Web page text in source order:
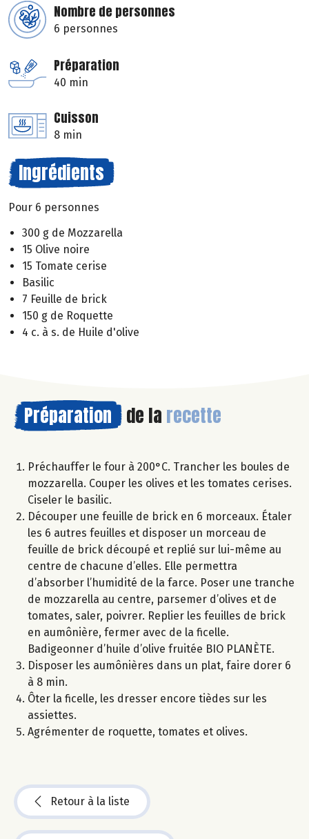
Nombre de personnes
6 personnes
Préparation
40 min
Cuisson
8 min
Ingrédients
Pour 6 personnes
300 g de Mozzarella
15 Olive noire
15 Tomate cerise
Basilic
7 Feuille de brick
150 g de Roquette
4 c. à s. de Huile d'olive
Préparation de la recette
Préchauffer le four à 200°C. Trancher les boules de
mozzarella. Couper les olives et les tomates cerises.
Ciseler le basilic.
Découper une feuille de brick en 6 morceaux. Étaler
les 6 autres feuilles et disposer un morceau de
feuille de brick découpé et replié sur lui-même au
centre de chacune d’elles. Elle permettra
d’absorber l’humidité de la farce. Poser une tranche
de mozzarella au centre, parsemer d’olives et de
tomates, saler, poivrer. Replier les feuilles de brick
en aumônière, fermer avec de la ficelle.
Badigeonner d’huile d’olive fruitée BIO PLANÈTE.
Disposer les aumônières dans un plat, faire dorer 6
à 8 min.
Ôter la ficelle, les dresser encore tièdes sur les
assiettes.
Agrémenter de roquette, tomates et olives.
Retour à la liste